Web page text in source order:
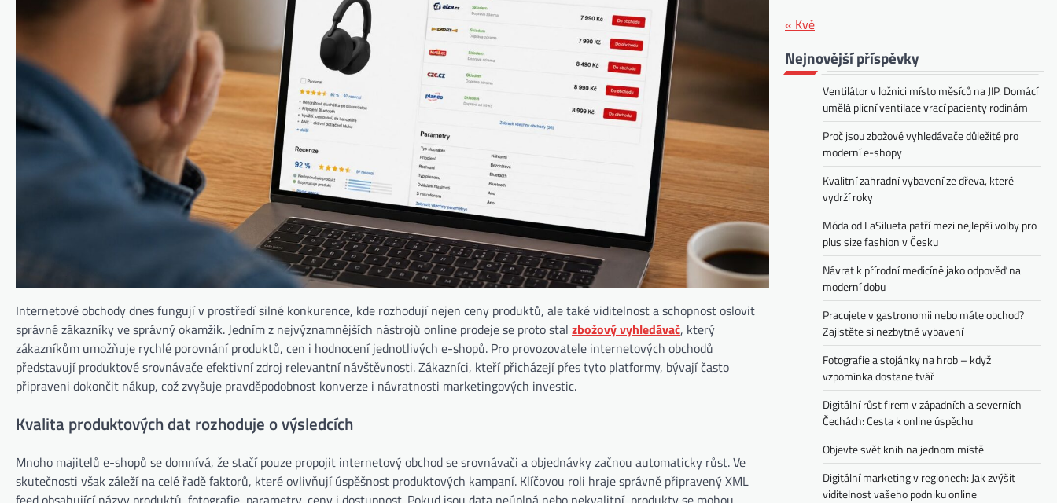
Internetové obchody dnes fungují v prostředí silné konkurence, kde rozhodují nejen ceny produktů, ale také viditelnost a schopnost oslovit
správné zákazníky ve správný okamžik. Jedním z nejvýznamnějších nástrojů online prodeje se proto stal zbožový vyhledávač, který
zákazníkům umožňuje rychlé porovnání produktů, cen i hodnocení jednotlivých e-shopů. Pro provozovatele internetových obchodů
představují produktové srovnávače efektivní zdroj relevantní návštěvnosti. Zákazníci, kteří přicházejí přes tyto platformy, bývají často
připraveni dokončit nákup, což zvyšuje pravděpodobnost konverze i návratnosti marketingových investic.
Kvalita produktových dat rozhoduje o výsledcích
Mnoho majitelů e-shopů se domnívá, že stačí pouze propojit internetový obchod se srovnávači a objednávky začnou automaticky růst. Ve
skutečnosti však záleží na celé řadě faktorů, které ovlivňují úspěšnost produktových kampaní. Klíčovou roli hraje správně připravený XML
« Kvě
Nejnovější příspěvky
Ventilátor v ložnici místo měsíců na JIP. Domácí
umělá plicní ventilace vrací pacienty rodinám
Proč jsou zbožové vyhledávače důležité pro
moderní e-shopy
Kvalitní zahradní vybavení ze dřeva, které
vydrží roky
Móda od LaSilueta patří mezi nejlepší volby pro
plus size fashion v Česku
Návrat k přírodní medicíně jako odpověď na
moderní dobu
Pracujete v gastronomii nebo máte obchod?
Zajistěte si nezbytné vybavení
Fotografie a stojánky na hrob – když
vzpomínka dostane tvář
Digitální růst firem v západních a severních
Čechách: Cesta k online úspěchu
Objevte svět knih na jednom místě
Digitální marketing v regionech: Jak zvýšit
viditelnost vašeho podniku online